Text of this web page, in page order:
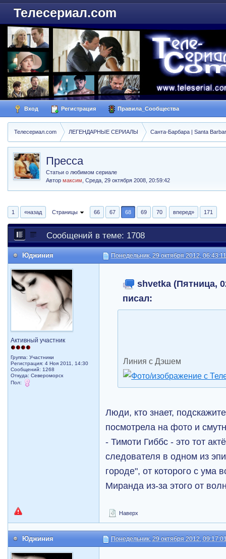
Телесериал.com
Вход Регистрация Правила_Сообщества
Телесериал.com ЛЕГЕНДАРНЫЕ СЕРИАЛЫ Санта-Барбара | Santa
Пресса
Статьи о любимом сериале
Автормаксим ,Среда, 29 октября 2008, 20:59:42
1 «назад Страницы 66 67 68 69 70 вперед» 171
Сообщений в теме: 1708
Юджиния Понедельник, 29 октября 2012,
Активный участник
Группа: Участники
Регистрация: 4 Ноя 2011, 14:30
Сообщений: 1268
Откуда: Североморск
Пол:
shvetka (Пятница,
писал:
Линия с Дэшем
Люди, кто знает,
посмотрела на фото и
- Тимоти Гиббс - это тот
следователя в одном из
городе", от которого с ума
Миранда из-за этого от
Наверх
Юджиния Понедельник, 29 октября 2012,